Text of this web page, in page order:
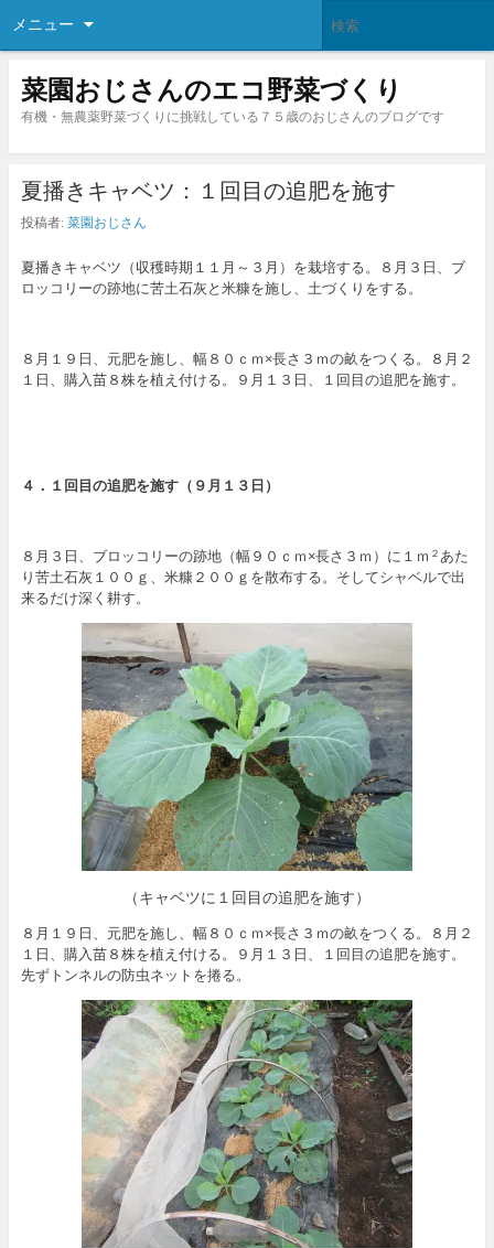
メニュー
菜園おじさんのエコ野菜づくり
有機・無農薬野菜づくりに挑戦している７５歳のおじさんのブログです
夏播きキャベツ：１回目の追肥を施す
投稿者: 菜園おじさん
夏播きキャベツ（収穫時期１１月～３月）を栽培する。８月３日、ブ
ロッコリーの跡地に苦土石灰と米糠を施し、土づくりをする。
８月１９日、元肥を施し、幅８０ｃｍ×長さ３ｍの畝をつくる。８月２
１日、購入苗８株を植え付ける。９月１３日、１回目の追肥を施す。
４．１回目の追肥を施す（９月１３日）
８月３日、ブロッコリーの跡地（幅９０ｃｍ×長さ３ｍ）に１ｍ ２あた
り苦土石灰１００ｇ、米糠２００ｇを散布する。そしてシャベルで出
来るだけ深く耕す。
（キャベツに１回目の追肥を施す）
８月１９日、元肥を施し、幅８０ｃｍ×長さ３ｍの畝をつくる。８月２
１日、購入苗８株を植え付ける。９月１３日、１回目の追肥を施す。
先ずトンネルの防虫ネットを捲る。